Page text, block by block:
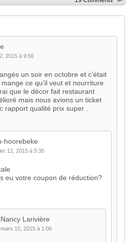
2015 à 9:56
un soir en octobre et c’était
ce qu’il veut et nourriture
que le décor fait restaurant
mais nous avions un ticket
rapport qualité prix super .
hoorebeke
12, 2015 à 5:35
eu votre coupon de réduction?
Nancy Larivière
mars 15, 2015 à 1:06